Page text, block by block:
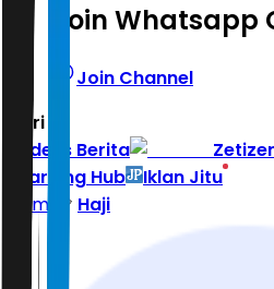
Join Whatsapp
Join Channel
Hari ini
Indeks Berita
Learning Hub
Iklan Jitu
Home
Haji